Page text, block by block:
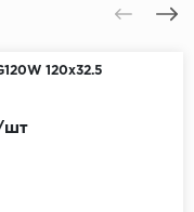
120x32.5
шт